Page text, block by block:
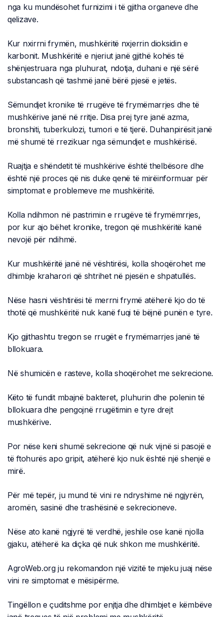
nga ku mundësohet furnizimi i të gjitha organeve dhe
qelizave.
Kur nxirrni frymën, mushkëritë nxjerrin dioksidin e
karbonit. Mushkëritë e njeriut janë gjithë kohës të
shënjestruara nga pluhurat, ndotja, duhani e një sërë
substancash që tashmë janë bërë pjesë e jetës.
Sëmundjet kronike të rrugëve të frymëmarrjes dhe të
mushkërive janë në rritje. Disa prej tyre janë azma,
bronshiti, tuberkulozi, tumori e të tjerë. Duhanpirësit janë
më shumë të rrezikuar nga sëmundjet e mushkërisë.
Ruajtja e shëndetit të mushkërive është thelbësore dhe
është një proces që nis duke qenë të mirëinformuar për
simptomat e problemeve me mushkëritë.
Kolla ndihmon në pastrimin e rrugëve të frymëmrrjes,
por kur ajo bëhet kronike, tregon që mushkëritë kanë
nevojë për ndihmë.
Kur mushkëritë janë në vështirësi, kolla shoqërohet me
dhimbje kraharori që shtrihet në pjesën e shpatullës.
Nëse hasni vështirësi të merrni frymë atëherë kjo do të
thotë që mushkëritë nuk kanë fuqi të bëjnë punën e tyre.
Kjo gjithashtu tregon se rrugët e frymëmarrjes janë të
bllokuara.
Në shumicën e rasteve, kolla shoqërohet me sekrecione.
Këto të fundit mbajnë bakteret, pluhurin dhe polenin të
bllokuara dhe pengojnë rrugëtimin e tyre drejt
mushkërive.
Por nëse keni shumë sekrecione që nuk vijnë si pasojë e
të ftohurës apo gripit, atëherë kjo nuk është një shenjë e
mirë.
Për më tepër, ju mund të vini re ndryshime në ngjyrën,
aromën, sasinë dhe trashësinë e sekrecioneve.
Nëse ato kanë ngjyrë të verdhë, jeshile ose kanë njolla
gjaku, atëherë ka diçka që nuk shkon me mushkëritë.
AgroWeb.org ju rekomandon një vizitë te mjeku juaj nëse
vini re simptomat e mësipërme.
Tingëllon e çuditshme por enjtja dhe dhimbjet e këmbëve